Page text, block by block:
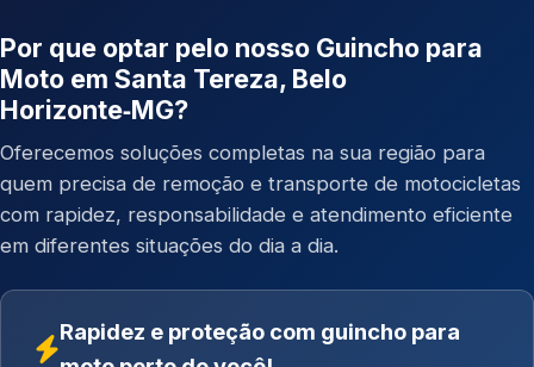
Por que optar pelo nosso Guincho para
Moto em Santa Tereza, Belo
Horizonte‑MG?
Oferecemos soluções completas na sua região para
quem precisa de remoção e transporte de motocicletas
com rapidez, responsabilidade e atendimento eficiente
em diferentes situações do dia a dia.
Rapidez e proteção com guincho para